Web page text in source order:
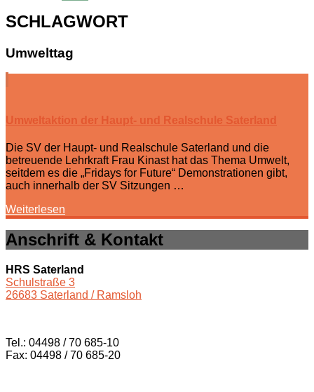
SCHLAGWORT
Umwelttag
Umweltaktion der Haupt- und Realschule Saterland
Die SV der Haupt- und Realschule Saterland und die
betreuende Lehrkraft Frau Kinast hat das Thema Umwelt,
seitdem es die „Fridays for Future“ Demonstrationen gibt,
auch innerhalb der SV Sitzungen …
Weiterlesen
Anschrift & Kontakt
HRS Saterland
Schulstraße 3
26683 Saterland / Ramsloh
Tel.: 04498 / 70 685-10
Fax: 04498 / 70 685-20